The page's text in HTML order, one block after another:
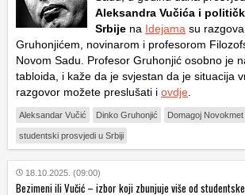
Aleksandra Vučića i
Srbije na Idejama su
Gruhonjićem, novinarom i profesorom
Novom Sadu. Profesor Gruhonjić osobno je
tabloida, i kaže da je svjestan da je situacija
razgovor možete preslušati i ovdje
Aleksandar Vučić Dinko Gruhonjić Domagoj Novokmet
studentski prosvjedi u Srbiji
18.10.2025. (09:00)
Bezimeni ili Vučić – izbor koji zbunjuje više od